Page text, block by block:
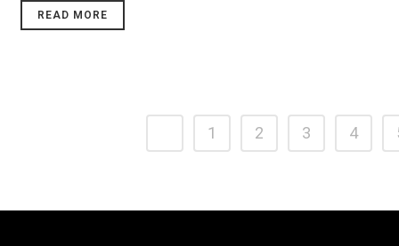
READ MORE
1 2 3 4